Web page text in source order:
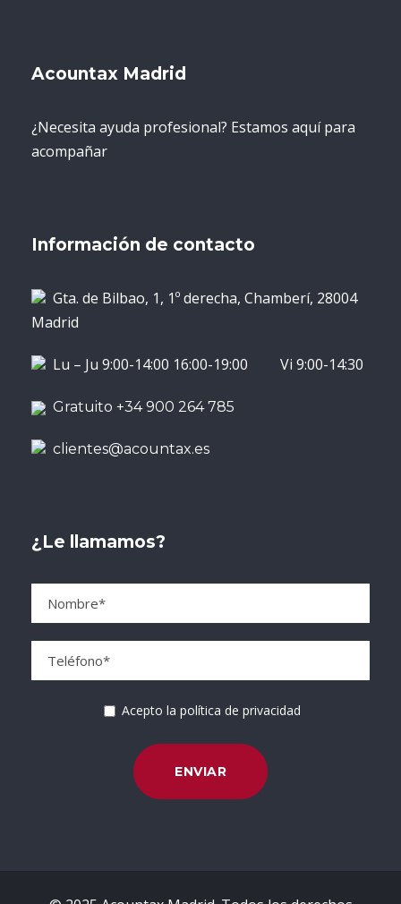
Acountax Madrid
¿Necesita ayuda profesional? Estamos aquí para
acompañar
Información de contacto
Gta. de Bilbao, 1, 1º derecha, Chamberí, 28004
Madrid
Lu – Ju 9:00-14:00 16:00-19:00 Vi 9:00-14:30
Gratuito +34 900 264 785
clientes@acountax.es
¿Le llamamos?
Acepto la política de privacidad